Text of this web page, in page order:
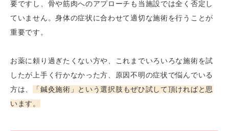
要ですし、骨や筋肉へのアプローチも当施設では全く否定し
ていません。身体の症状に合わせて適切な施術を行うことが
重要です。
お薬に頼り過ぎたくない方や、これまでいろいろな施術を試
したが上手く行かなかった方、原因不明の症状で悩んでいる
方は、
「鍼灸施術」という選択肢もぜひ試して頂ければと思
います。